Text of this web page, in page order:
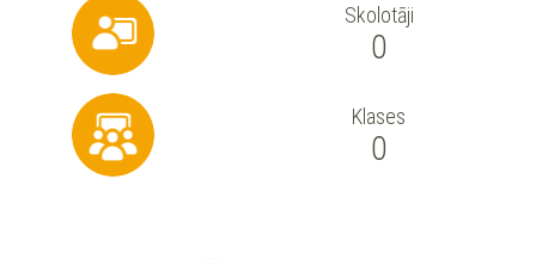
Skolotāji
0
Klases
0